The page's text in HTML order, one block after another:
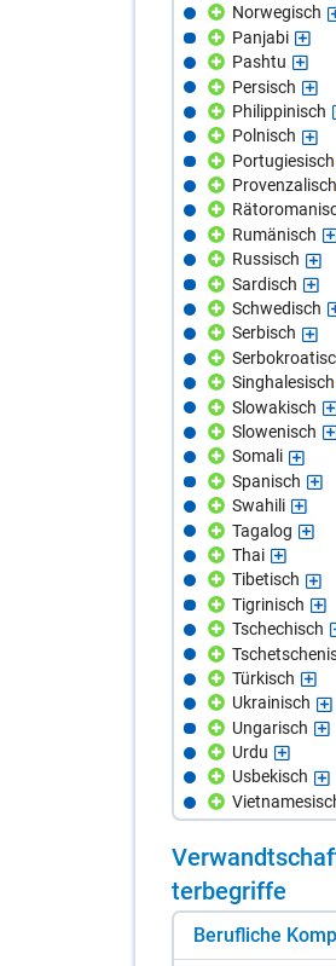
Norwegisch
Panjabi
Pashtu
Persisch
Philippinisch
Polnisch
Portugiesisch
Provenzalisch
Rumänisch
Russisch
Sardisch
Schwedisch
Serbisch
Singhalesisch
Slowakisch
Slowenisch
Somali
Spanisch
Swahili
Tagalog
Thai
Tibetisch
Tigrinisch
Tschechisch
Türkisch
Ukrainisch
Ungarisch
Urdu
Usbekisch
ter­be­grif­fe
Berufliche